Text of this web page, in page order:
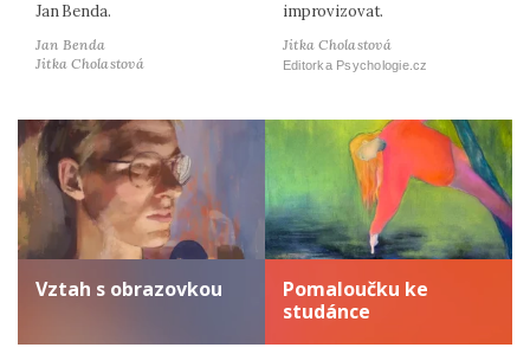
Jan Benda.
Jan Benda
Jitka Cholastová
improvizovat.
Jitka Cholastová
Editorka Psychologie.cz
Vztah s obrazovkou
Pomaloučku ke
studánce